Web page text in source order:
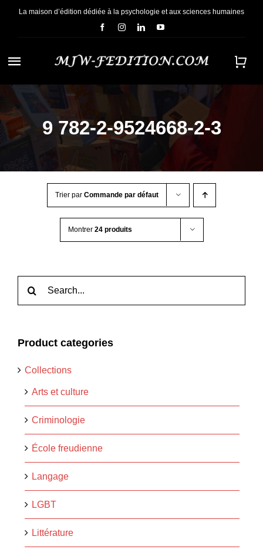
PasserLa maison d’édition dédiée à la psychologie et aux sciences humaines
Navigation
à
bascule
ACCUEIL
NOUS CONNAÎTRE
CONTACT
9 782-2-9524668-2-3
Trier par Commande par défaut
Montrer 24 produits
Product categories
Collections
Arts et culture
Criminologie
École freudienne
Langage
LGBT
Littérature